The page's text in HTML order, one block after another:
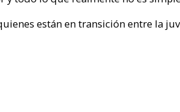
están en transición entre la